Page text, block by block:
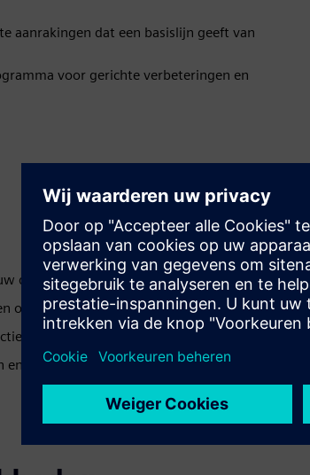
aanrakingen dat een basislijn geeft van
voor gerichte verbeteringen en
digitale sterke en zwakke punten en hiaten
op basis van sector, geografie of bedrijfsgrootte
en digitale leiders in uw sector